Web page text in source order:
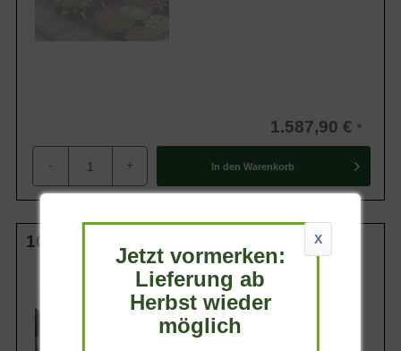
1.587,90 €
- + In den Warenkorb
100 cm Stamm C20
Kronengröße
30-40 cm
Belaubung
Sommergrün
X
Jetzt vormerken:
Lieferung ab
Herbst wieder
möglich